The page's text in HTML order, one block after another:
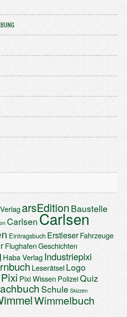
arsEditionBaustelle
CarlsenCarlsen
EintragsbuchErstleserFahrzeuge
FlughafenGeschichten
Haba VerlagIndustriepixi
LeserätselLogo
PixiPixi WissenPolizeiQuiz
Schule Skizzen
Wimmelbuch